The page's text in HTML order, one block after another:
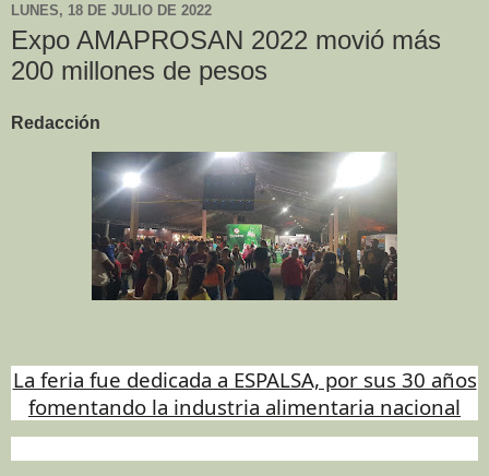
LUNES, 18 DE JULIO DE 2022
Expo AMAPROSAN 2022 movió más
200 millones de pesos
Redacción
La feria fue dedicada a ESPALSA, por sus 30 años
fomentando la industria alimentaria nacional